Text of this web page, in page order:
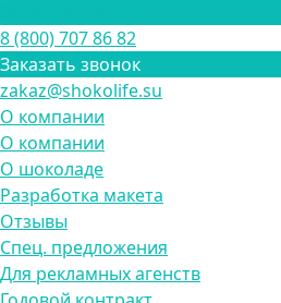
8 (800) 707 86 82
Заказать звонок
zakaz@shokolife.su
О компании
О компании
О шоколаде
Разработка макета
Отзывы
Спец. предложения
Для рекламных агенств